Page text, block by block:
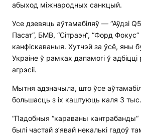
абыход міжнародных санкцый.
Усе дзевяць аўтамабіляў — “Аўдзі
Пасат“, БМВ, “Сітраэн“, “Форд
канфіскаваныя. Хутчэй за ўсё, яны
Украіне ў рамках дапамогі ў
агрэсіі.
Мытня адзначыла, што ўсе
большасць з іх каштуюць каля 3
“Падобныя “караваны
былі частай з’явай некалькі гадоў